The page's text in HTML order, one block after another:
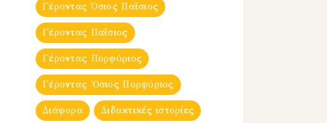
Γέροντας Όσιος Παΐσιος
Γέροντας Παΐσιος
Γέροντας Πορφύριος
Γέροντας Ὀσιος Πορφύριος
Διάφορα Διδακτικές ιστορίες